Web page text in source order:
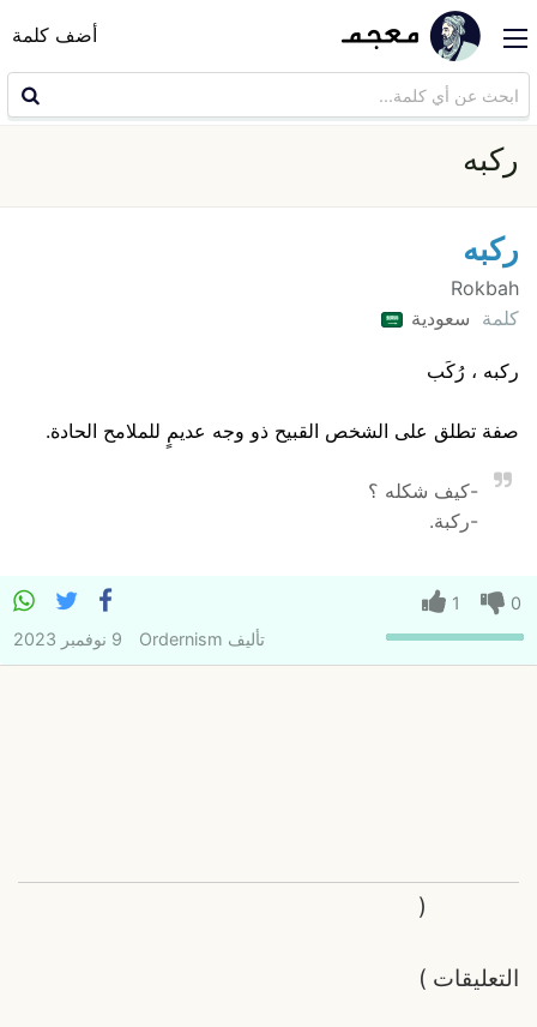
أضف كلمة
ركبه
ركبه
Rokbah
كلمة سعودية
ركبه ، رُكَب
صفة تطلق على الشخص القبيح ذو وجه عديمٍ للملامح الحادة.
-كيف شكله ؟
-ركبة.
0
1
تأليف Ordernism 9 نوفمبر 2023
التعليقات
(
)